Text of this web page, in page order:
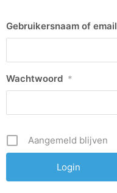
Gebruikersnaam of email
Wachtwoord *
Aangemeld blijven